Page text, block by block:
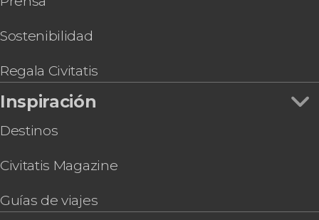
Sostenibilidad
Regala Civitatis
Inspiración
Destinos
Civitatis Magazine
Guías de viajes